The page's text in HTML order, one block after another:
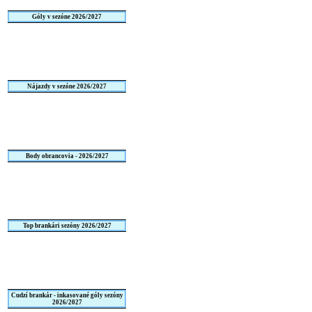
Góly v sezóne 2026/2027
Nájazdy v sezóne 2026/2027
Body obrancovia - 2026/2027
Top brankári sezóny 2026/2027
Cudzí brankár - inkasované góly sezóny
2026/2027